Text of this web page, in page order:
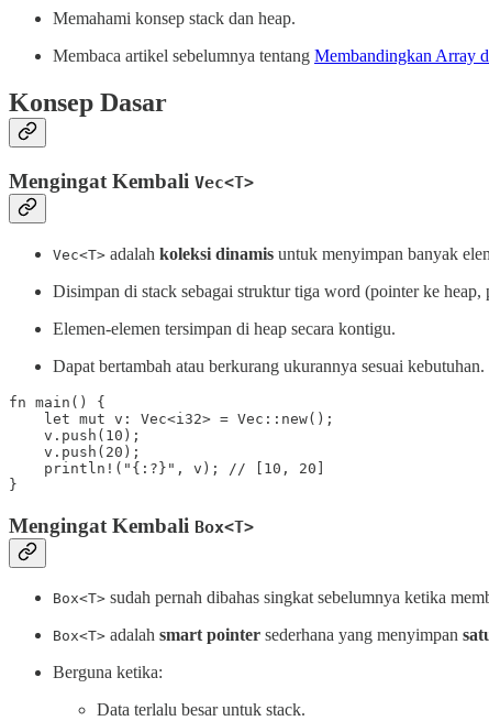
Memahami konsep stack dan heap.
Membaca artikel sebelumnya tentang Membandingkan Array
Konsep Dasar
Mengingat Kembali Vec<T>
Vec<T> adalah koleksi dinamis untuk menyimpan banyak
Disimpan di stack sebagai struktur tiga word (pointer ke heap,
Elemen-elemen tersimpan di heap secara kontigu.
Dapat bertambah atau berkurang ukurannya sesuai kebutuhan.
fn main() {
    let mut v: Vec<i32> = Vec::new();
    v.push(10);
    v.push(20);
    println!("{:?}", v); // [10, 20]
}
Mengingat Kembali Box<T>
Box<T> sudah pernah dibahas singkat sebelumnya ketika
Box<T> adalah smart pointer sederhana yang menyimpan
Berguna ketika:
Data terlalu besar untuk stack.